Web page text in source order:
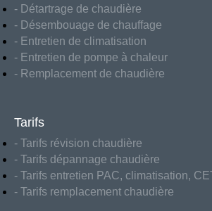
- Détartrage de chaudière
- Désembouage de chauffage
- Entretien de climatisation
- Entretien de pompe à chaleur
- Remplacement de chaudière
Tarifs
- Tarifs révision chaudière
- Tarifs dépannage chaudière
- Tarifs entretien PAC, climatisation, CET
- Tarifs remplacement chaudière